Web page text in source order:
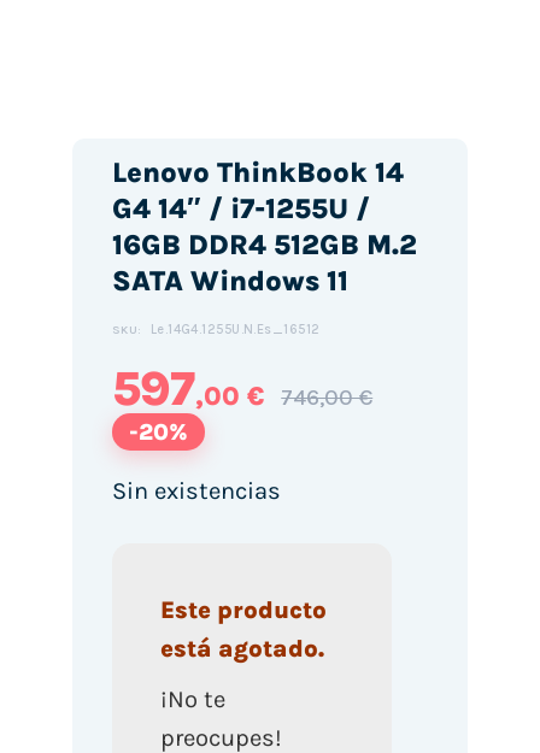
Lenovo ThinkBook 14
G4 14″ / i7-1255U /
16GB DDR4 512GB M.2
SATA Windows 11
SKU: Le.14G4.1255U.N.Es_16512
597,00 € 746,00 €
-20%
Sin existencias
Este producto
está agotado.
¡No te
preocupes!